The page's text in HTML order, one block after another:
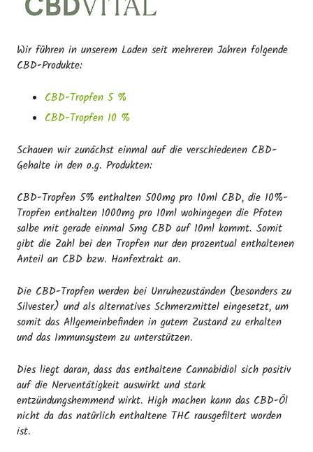
Wir führen in unserem Laden seit mehreren Jahren folgende
CBD-Produkte:
CBD-Tropfen 5 %
CBD-Tropfen 10 %
Schauen wir zunächst einmal auf die verschiedenen CBD-
Gehalte in den o.g. Produkten:
CBD-Tropfen 5% enthalten 500mg pro 10ml CBD, die 10%-
Tropfen enthalten 1000mg pro 10ml wohingegen die Pfoten
salbe mit gerade einmal 5mg CBD auf 10ml kommt. Somit
gibt die Zahl bei den Tropfen nur den prozentual enthaltenen
Anteil an CBD bzw. Hanfextrakt an.
Die CBD-Tropfen werden bei Unruhezuständen (besonders zu
Silvester) und als alternatives Schmerzmittel eingesetzt, um
somit das Allgemeinbefinden in gutem Zustand zu erhalten
und das Immunsystem zu unterstützen.
Dies liegt daran, dass das enthaltene Cannabidiol sich positiv
auf die Nerventätigkeit auswirkt und stark
entzündungshemmend wirkt. High machen kann das CBD-Öl
nicht da das natürlich enthaltene THC rausgefiltert worden
ist.